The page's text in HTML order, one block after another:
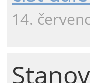
14.